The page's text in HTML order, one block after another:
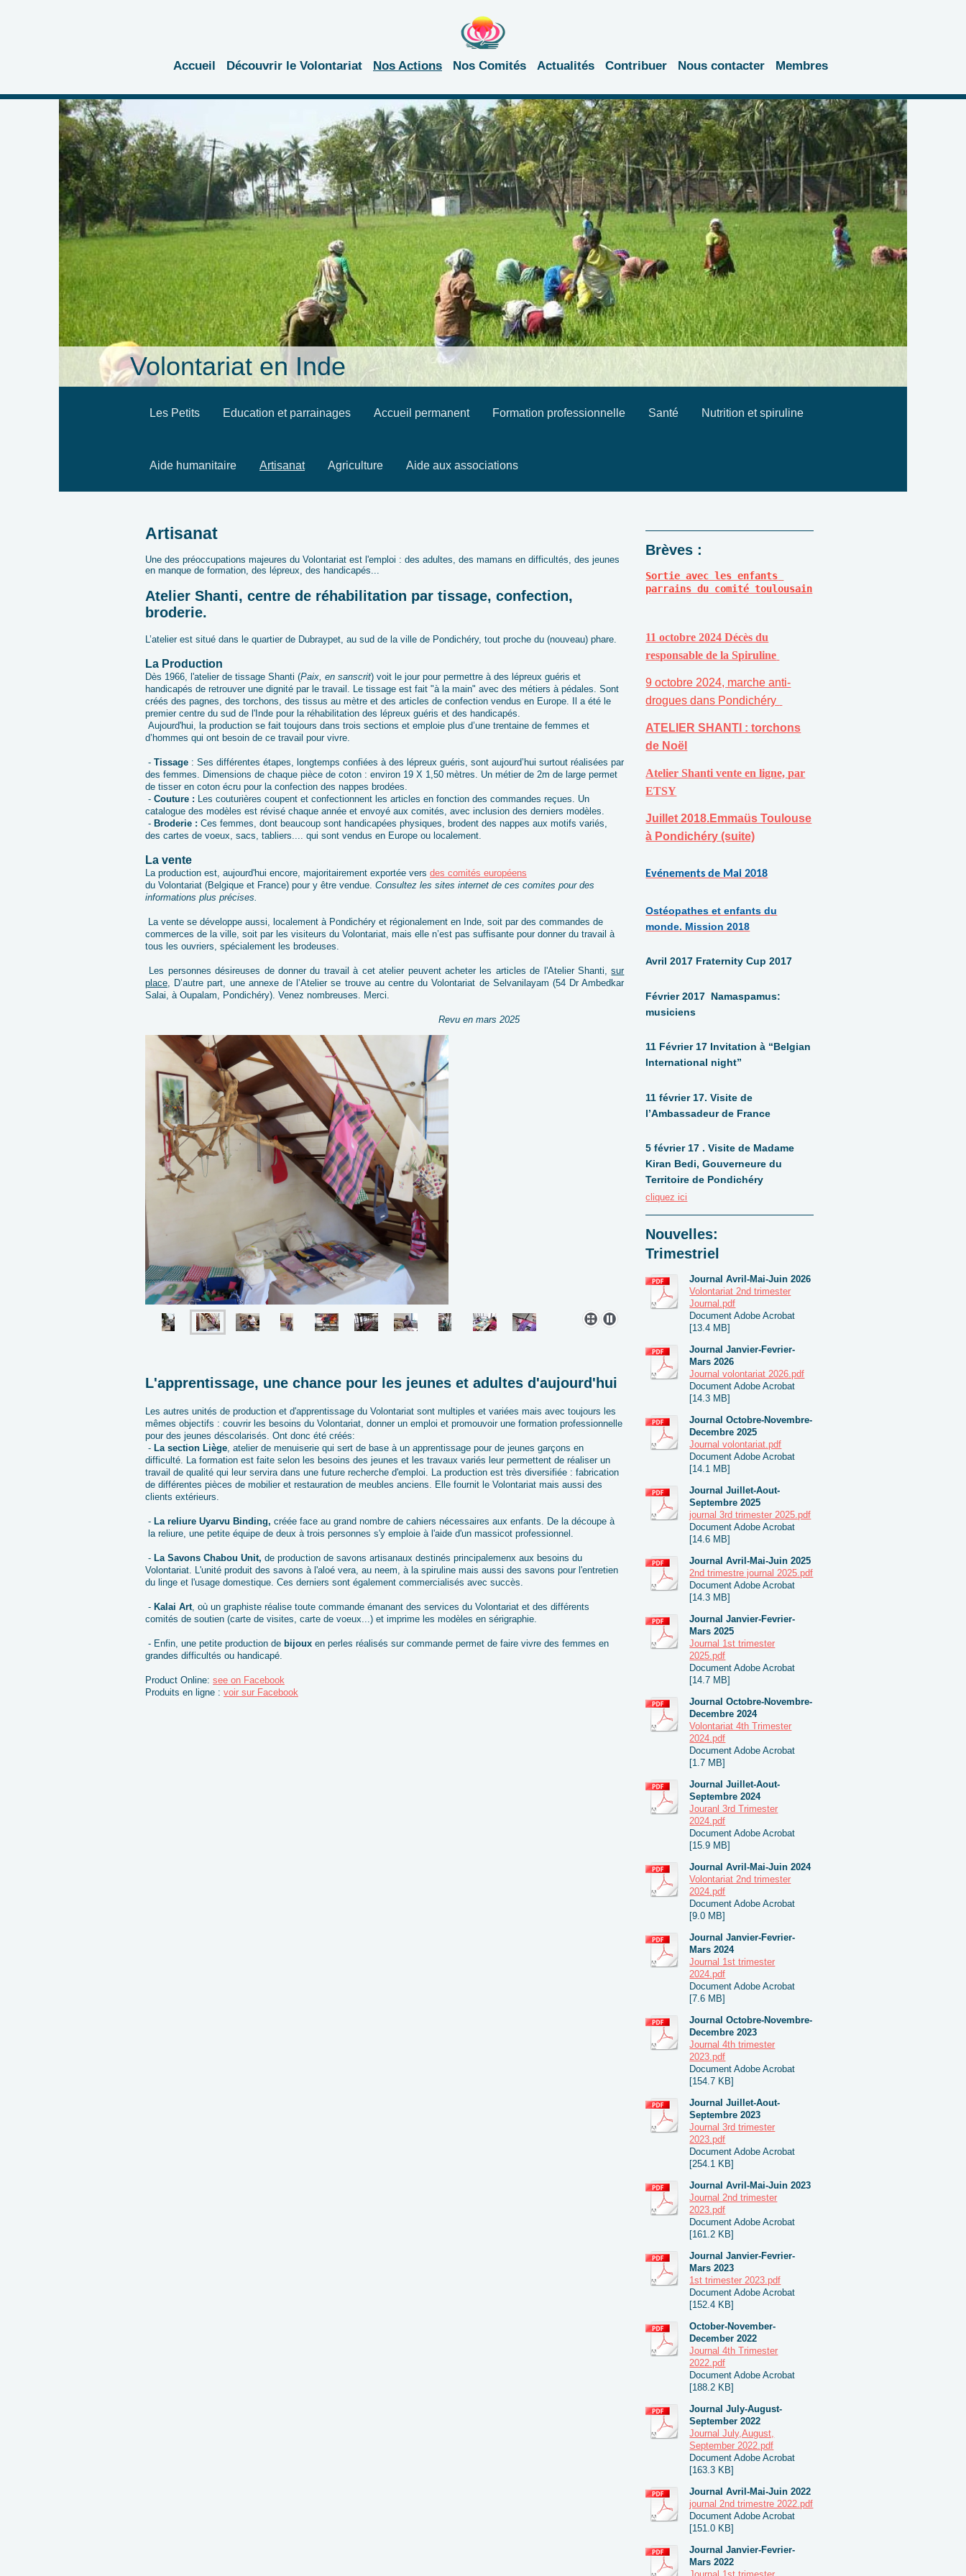
Accueil Découvrir le Volontariat Nos Actions Nos Comités Actualités Contribuer Nous contacter Membres
Volontariat en Inde
Les Petits Education et parrainages Accueil permanent Formation professionnelle Santé Nutrition et spiruline
Aide humanitaire Artisanat Agriculture Aide aux associations
Artisanat
Une des préoccupations majeures du Volontariat est l'emploi : des adultes, des mamans en difficultés, des jeunes
en manque de formation, des lépreux, des handicapés...
Atelier Shanti, centre de réhabilitation par tissage, confection,
broderie.
L’atelier est situé dans le quartier de Dubraypet, au sud de la ville de Pondichéry, tout proche du (nouveau) phare.
La Production
Dès 1966, l'atelier de tissage Shanti (Paix, en sanscrit) voit le jour pour permettre à des lépreux guéris et
handicapés de retrouver une dignité par le travail. Le tissage est fait "à la main" avec des métiers à pédales. Sont
créés des pagnes, des torchons, des tissus au mètre et des articles de confection vendus en Europe. Il a été le
premier centre du sud de l'Inde pour la réhabilitation des lépreux guéris et des handicapés.
Aujourd'hui, la production se fait toujours dans trois sections et emploie plus d’une trentaine de femmes et
d’hommes qui ont besoin de ce travail pour vivre.
- Tissage : Ses différentes étapes, longtemps confiées à des lépreux guéris, sont aujourd’hui surtout réalisées par
des femmes. Dimensions de chaque pièce de coton : environ 19 X 1,50 mètres. Un métier de 2m de large permet
de tisser en coton écru pour la confection des nappes brodées.
- Couture : Les couturières coupent et confectionnent les articles en fonction des commandes reçues. Un
catalogue des modèles est révisé chaque année et envoyé aux comités, avec inclusion des derniers modèles.
- Broderie : Ces femmes, dont beaucoup sont handicapées physiques, brodent des nappes aux motifs variés,
des cartes de voeux, sacs, tabliers.... qui sont vendus en Europe ou localement.
La vente
La production est, aujourd'hui encore, majoritairement exportée vers des comités européens
du Volontariat (Belgique et France) pour y être vendue. Consultez les sites internet de ces comites pour des
informations plus précises.
La vente se développe aussi, localement à Pondichéry et régionalement en Inde, soit par des commandes de
commerces de la ville, soit par les visiteurs du Volontariat, mais elle n’est pas suffisante pour donner du travail à
tous les ouvriers, spécialement les brodeuses.
Les personnes désireuses de donner du travail à cet atelier peuvent acheter les articles de l'Atelier Shanti,sur
place , D’autre part, une annexe de l’Atelier se trouve au centre du Volontariat de Selvanilayam (54 Dr Ambedkar
Salai, à Oupalam, Pondichéry). Venez nombreuses. Merci.
Revu en mars 2025
L'apprentissage, une chance pour les jeunes et adultes d'aujourd'hui
Les autres unités de production et d'apprentissage du Volontariat sont multiples et variées mais avec toujours les
mêmes objectifs : couvrir les besoins du Volontariat, donner un emploi et promouvoir une formation professionnelle
pour des jeunes déscolarisés. Ont donc été créés:
- La section Liège , atelier de menuiserie qui sert de base à un apprentissage pour de jeunes garçons en
difficulté. La formation est faite selon les besoins des jeunes et les travaux variés leur permettent de réaliser un
travail de qualité qui leur servira dans une future recherche d'emploi. La production est très diversifiée : fabrication
de différentes pièces de mobilier et restauration de meubles anciens. Elle fournit le Volontariat mais aussi des
clients extérieurs.
- La reliure Uyarvu Binding, créée face au grand nombre de cahiers nécessaires aux enfants. De la découpe à
la reliure, une petite équipe de deux à trois personnes s'y emploie à l'aide d'un massicot professionnel.
- La Savons Chabou Unit, de production de savons artisanaux destinés principalemenx aux besoins du
Volontariat. L'unité produit des savons à l'aloé vera, au neem, à la spiruline mais aussi des savons pour l'entretien
du linge et l'usage domestique. Ces derniers sont également commercialisés avec succès.
- Kalai Art , où un graphiste réalise toute commande émanant des services du Volontariat et des différents
comités de soutien (carte de visites, carte de voeux...) et imprime les modèles en sérigraphie.
- Enfin, une petite production de bijoux en perles réalisés sur commande permet de faire vivre des femmes en
grandes difficultés ou handicapé.
Product Online: see on Facebook
Produits en ligne : voir sur Facebook
Brèves :
Sortie avec les enfants
parrains du comité toulousain
11 octobre 2024 Décès du
responsable de la Spiruline
9 octobre 2024, marche anti-
drogues dans Pondichéry
ATELIER SHANTI : torchons
de Noël
Atelier Shanti vente en ligne, par
ETSY
Juillet 2018.Emmaüs Toulouse
à Pondichéry (suite)
Evénements de Mai 2018
Ostéopathes et enfants du
monde. Mission 2018
Avril 2017 Fraternity Cup 2017
Février 2017 Namaspamus:
musiciens
11 Février 17 Invitation à “Belgian
International night”
11 février 17. Visite de
l’Ambassadeur de France
5 février 17 . Visite de Madame
Kiran Bedi, Gouverneure du
Territoire de Pondichéry
cliquez ici
Nouvelles:
Trimestriel
Journal Avril-Mai-Juin 2026
Volontariat 2nd trimester
Journal.pdf
Document Adobe Acrobat
[13.4 MB]
Journal Janvier-Fevrier-
Mars 2026
Journal volontariat 2026.pdf
Document Adobe Acrobat
[14.3 MB]
Journal Octobre-Novembre-
Decembre 2025
Journal volontariat.pdf
Document Adobe Acrobat
[14.1 MB]
Journal Juillet-Aout-
Septembre 2025
journal 3rd trimester 2025.pdf
Document Adobe Acrobat
[14.6 MB]
Journal Avril-Mai-Juin 2025
2nd trimestre journal 2025.pdf
Document Adobe Acrobat
[14.3 MB]
Journal Janvier-Fevrier-
Mars 2025
Journal 1st trimester
2025.pdf
Document Adobe Acrobat
[14.7 MB]
Journal Octobre-Novembre-
Decembre 2024
Volontariat 4th Trimester
2024.pdf
Document Adobe Acrobat
[1.7 MB]
Journal Juillet-Aout-
Septembre 2024
Jouranl 3rd Trimester
2024.pdf
Document Adobe Acrobat
[15.9 MB]
Journal Avril-Mai-Juin 2024
Volontariat 2nd trimester
2024.pdf
Document Adobe Acrobat
[9.0 MB]
Journal Janvier-Fevrier-
Mars 2024
Journal 1st trimester
2024.pdf
Document Adobe Acrobat
[7.6 MB]
Journal Octobre-Novembre-
Decembre 2023
Journal 4th trimester
2023.pdf
Document Adobe Acrobat
[154.7 KB]
Journal Juillet-Aout-
Septembre 2023
Journal 3rd trimester
2023.pdf
Document Adobe Acrobat
[254.1 KB]
Journal Avril-Mai-Juin 2023
Journal 2nd trimester
2023.pdf
Document Adobe Acrobat
[161.2 KB]
Journal Janvier-Fevrier-
Mars 2023
1st trimester 2023.pdf
Document Adobe Acrobat
[152.4 KB]
October-November-
December 2022
Journal 4th Trimester
2022.pdf
Document Adobe Acrobat
[188.2 KB]
Journal July-August-
September 2022
Journal July,August,
September 2022.pdf
Document Adobe Acrobat
[163.3 KB]
Journal Avril-Mai-Juin 2022
journal 2nd trimestre 2022.pdf
Document Adobe Acrobat
[151.0 KB]
Journal Janvier-Fevrier-
Mars 2022